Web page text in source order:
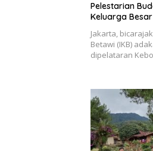
Pelestarian
Keluarga
Jakarta,
Betawi (IKB)
dipelataran